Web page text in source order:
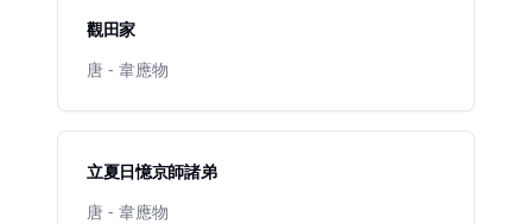
觀田家
唐 - 韋應物
立夏日憶京師諸弟
唐 - 韋應物